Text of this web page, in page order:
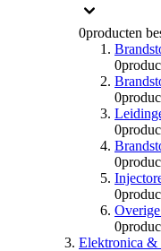
0producten
0
0
0
0
0
0
Elektronica